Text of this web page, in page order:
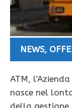
NEWS,
ATM,
nasce nel